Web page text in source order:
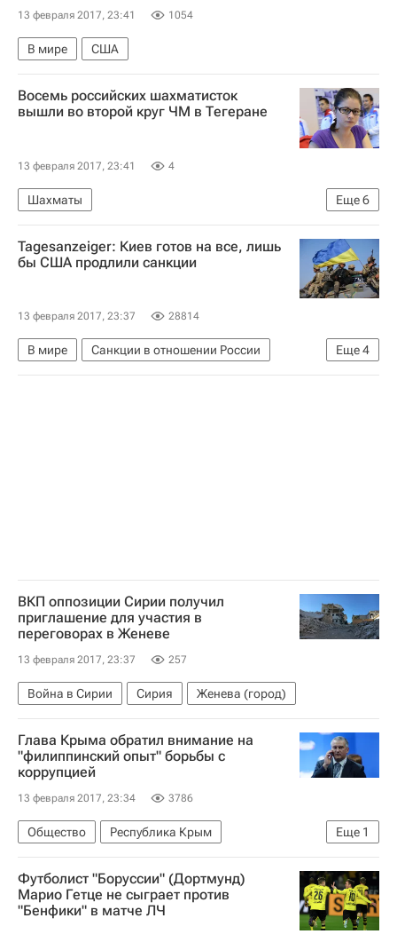
13 февраля 2017, 23:41 1054
В мире США
Восемь российских шахматисток
вышли во второй круг ЧМ в Тегеране
13 февраля 2017, 23:41 4
Еще6
Шахматы
Чемпионат мира по шахматам среди женщин
Александра Горячкина
Ольга Гиря
Александра Костенюк
Tagesanzeiger: Киев готов на все, лишь
бы США продлили санкции
13 февраля 2017, 23:37 28814
Еще4
В мире
Санкции в отношении России
Украина
США Дональд Трамп Россия
ВКП оппозиции Сирии получил
приглашение для участия в
переговорах в Женеве
13 февраля 2017, 23:37 257
Война в Сирии Сирия Женева (город)
Глава Крыма обратил внимание на
"филиппинский опыт" борьбы с
коррупцией
13 февраля 2017, 23:34 3786
Еще 1
Общество
Республика Крым
Сергей Аксенов (политик)
Футболист "Боруссии" (Дортмунд)
Марио Гетце не сыграет против
"Бенфики" в матче ЛЧ